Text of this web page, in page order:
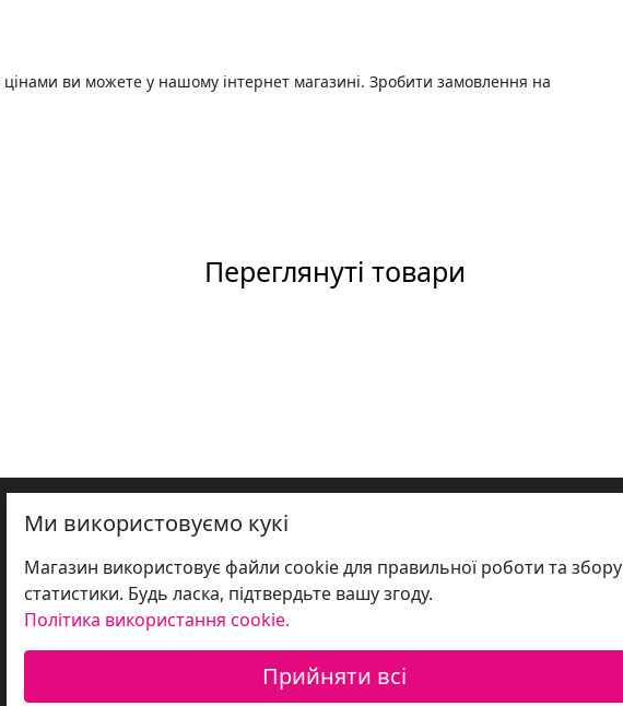
ви можете у нашому інтернет магазині. Зробити замовлення на
Переглянуті товари
Ми використовуємо кукі
Магазин використовує файли cookie для правильної роботи та збору
статистики. Будь ласка, підтвердьте вашу згоду.
Політика використання cookie.
Прийняти всі